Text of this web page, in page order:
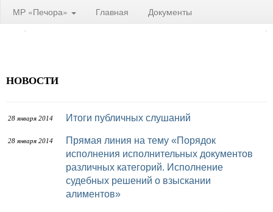
МР «Печора» Главная Документы
НОВОСТИ
28 января 2014 Итоги публичных слушаний
28 января 2014
Прямая линия на тему «Порядок
исполнения исполнительных документов
различных категорий. Исполнение
судебных решений о взыскании
алиментов»